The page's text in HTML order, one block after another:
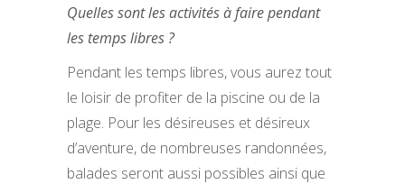
Quelles sont les activités à faire pendant
les temps libres ?
Pendant les temps libres, vous aurez tout
le loisir de profiter de la piscine ou de la
plage. Pour les désireuses et désireux
d’aventure, de nombreuses randonnées,
balades seront aussi possibles ainsi que